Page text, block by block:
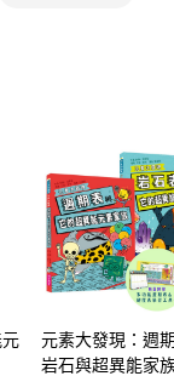
商店將以您的個人
蒐集、處理及利用，
元素大發現：週
岩石與超異能家